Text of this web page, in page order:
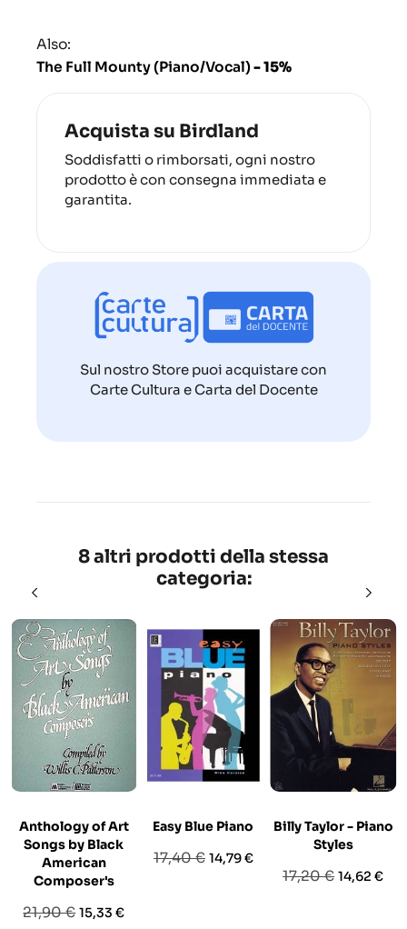
Also:
The Full Mounty (Piano/Vocal)- 15%
Acquista su Birdland
Soddisfatti o rimborsati, ogni nostro
prodotto è con consegna immediata e
garantita.
Sul nostro Store puoi acquistare con
Carte Cultura e Carta del Docente
8 altri prodotti della stessa
categoria:
Anthology of Art
Songs by Black
American
Composer's
Prezzo
21,90 €Prezzo
15,33 €
Easy Blue Piano
Prezzo
17,40 € Prezzo
14,79 €
Billy Taylor - Piano
Styles
Prezzo
17,20 € Prezzo
14,62 €